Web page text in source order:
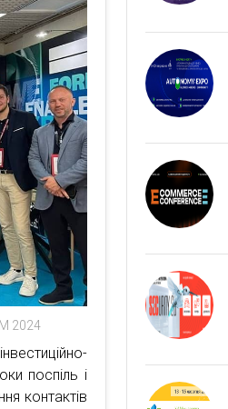
2024
поспіль і
контактів